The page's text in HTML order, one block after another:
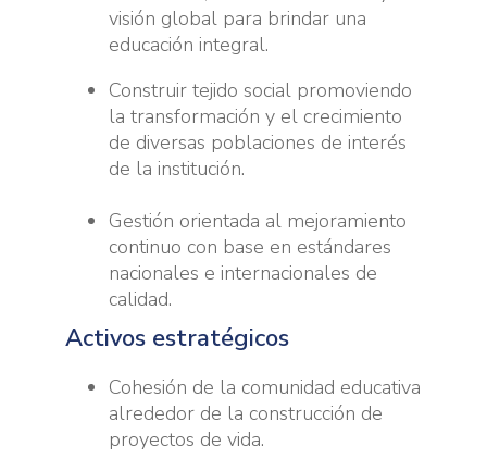
visión global para brindar una
educación integral.
Construir tejido social promoviendo
la transformación y el crecimiento
de diversas poblaciones de interés
de la institución.
Gestión orientada al mejoramiento
continuo con base en estándares
nacionales e internacionales de
calidad.
Activos estratégicos
Cohesión de la comunidad educativa
alrededor de la construcción de
proyectos de vida.